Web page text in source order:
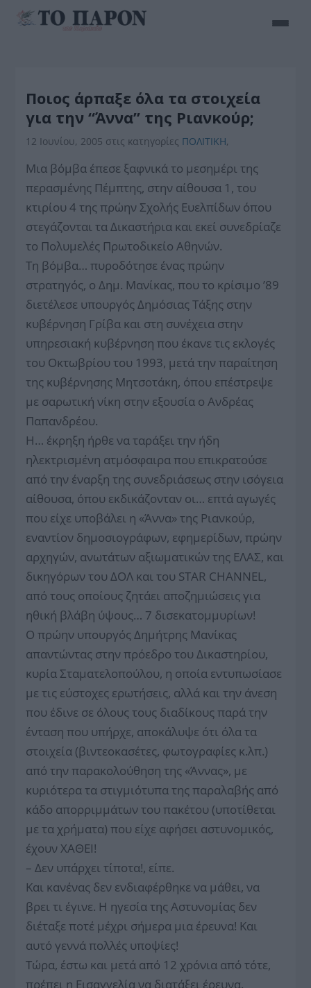
Ποιος άρπαξε όλα τα στοιχεία
για την “Άννα” της Ριανκούρ;
12 Ιουνίου, 2005 στις κατηγορίες ΠΟΛΙΤΙΚΗ,
Μια βόμβα έπεσε ξαφνικά το μεσημέρι της
περασμένης Πέμπτης, στην αίθουσα 1, του
κτιρίου 4 της πρώην Σχολής Ευελπίδων όπου
στεγάζονται τα Δικαστήρια και εκεί συνεδρίαζε
το Πολυμελές Πρωτοδικείο Αθηνών.
Τη βόμβα… πυροδότησε ένας πρώην
στρατηγός, ο Δημ. Μανίκας, που το κρίσιμο ’89
διετέλεσε υπουργός Δημόσιας Τάξης στην
κυβέρνηση Γρίβα και στη συνέχεια στην
υπηρεσιακή κυβέρνηση που έκανε τις εκλογές
του Οκτωβρίου του 1993, μετά την παραίτηση
της κυβέρνησης Μητσοτάκη, όπου επέστρεψε
με σαρωτική νίκη στην εξουσία ο Ανδρέας
Παπανδρέου.
Η… έκρηξη ήρθε να ταράξει την ήδη
ηλεκτρισμένη ατμόσφαιρα που επικρατούσε
από την έναρξη της συνεδριάσεως στην ισόγεια
αίθουσα, όπου εκδικάζονταν οι… επτά αγωγές
που είχε υποβάλει η «Άννα» της Ριανκούρ,
εναντίον δημοσιογράφων, εφημερίδων, πρώην
αρχηγών, ανωτάτων αξιωματικών της ΕΛΑΣ, και
δικηγόρων του ΔΟΛ και του STAR CΗAΝNEL,
από τους οποίους ζητάει αποζημιώσεις για
ηθική βλάβη ύψους… 7 δισεκατομμυρίων!
Ο πρώην υπουργός Δημήτρης Μανίκας
απαντώντας στην πρόεδρο του Δικαστηρίου,
κυρία Σταματελοπούλου, η οποία εντυπωσίασε
με τις εύστοχες ερωτήσεις, αλλά και την άνεση
που έδινε σε όλους τους διαδίκους παρά την
ένταση που υπήρχε, αποκάλυψε ότι όλα τα
στοιχεία (βιντεοκασέτες, φωτογραφίες κ.λπ.)
από την παρακολούθηση της «Άννας», με
κυριότερα τα στιγμιότυπα της παραλαβής από
κάδο απορριμμάτων του πακέτου (υποτίθεται
με τα χρήματα) που είχε αφήσει αστυνομικός,
έχουν ΧΑΘΕΙ!
– Δεν υπάρχει τίποτα!, είπε.
Και κανένας δεν ενδιαφέρθηκε να μάθει, να
βρει τι έγινε. Η ηγεσία της Αστυνομίας δεν
διέταξε ποτέ μέχρι σήμερα μια έρευνα! Και
αυτό γεννά πολλές υποψίες!
Τώρα, έστω και μετά από 12 χρόνια από τότε,
πρέπει η Εισαγγελία να διατάξει έρευνα.